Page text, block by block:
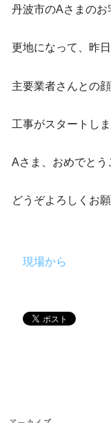
丹波市のAさまのお
更地になって、昨
主要業者さんとの
工事がスタートしま
Aさま、おめでとう
どうぞよろしくお願
現場から